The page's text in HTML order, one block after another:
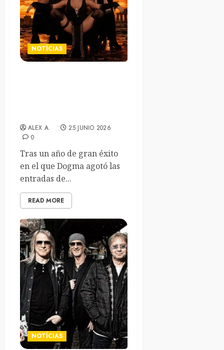
NOTÍCIAS
ALEX A.
25 JUNIO 2026
0
Tras un año de gran éxito
en el que Dogma agotó las
entradas de...
READ MORE
NOTÍCIAS